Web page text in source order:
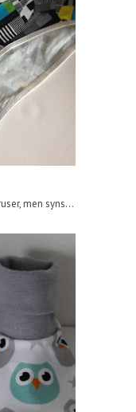
men syns...